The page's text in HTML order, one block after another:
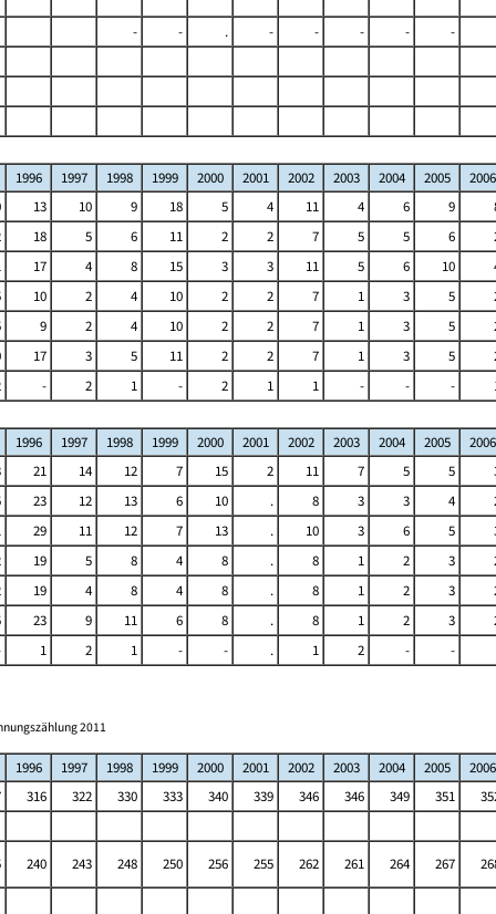
- - . - - - -
-
1996 1997 1998 1999 2000 2001 2002 2003 2004 2005
2006
13 10 9 18 5 4 11 4 6 9
18 5 6 11 2 2 7 5 5 6
17 4 8 15 3 3 11 5 6 10
10 2 4 10 2 2 7 1 3 5
9 2 4 10 2 2 7 1 3 5
17 3 5 11 2 2 7 1 3 5
- 2 1 - 2 1 1 - - -
1996 1997 1998 1999 2000 2001 2002 2003 2004 2005
2006
21 14 12 7 15 2 11 7 5 5
23 12 13 6 10 . 8 3 3 4
29 11 12 7 13 . 10 3 6 5
19 5 8 4 8 . 8 1 2 3
19 4 8 4 8 . 8 1 2 3
23 9 11 6 8 . 8 1 2 3
1 2 1 - - . 1 2 -
-
2011
1996 1997 1998 1999 2000 2001 2002 2003 2004 2005
2006
316 322 330 333 340 339 346 346 349 351
240 243 248 250 256 255 262 261 264 267